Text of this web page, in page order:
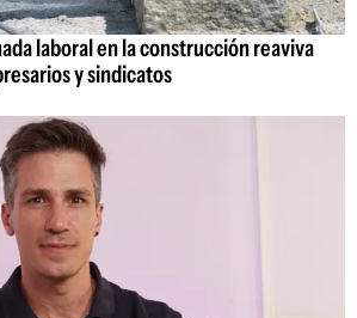
laboral en la construcción reaviva
y sindicatos